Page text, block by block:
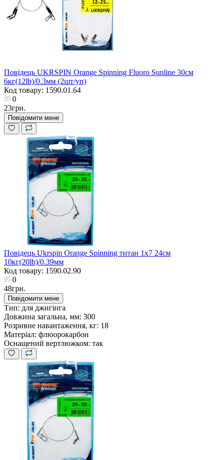
Повідець UKRSPIN Orange Spinning Fluoro Sunline 30см
6кг(12lb)/0.3мм (2шт/уп)
Код товару: 1590.01.64
0
23грн.
Повідомити мене
Повідець Ukrspin Orange Spinning титан 1x7 24см
10кг(20lb)/0.39мм
Код товару: 1590.02.90
0
48грн.
Повідомити мене
Тип: для джигінга
Довжина загальна, мм: 300
Розривне навантаження, кг: 18
Матеріал: флюорокарбон
Оснащений вертлюжком: так